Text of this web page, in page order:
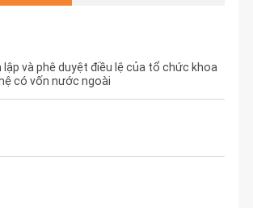
lập và phê duyệt điều lệ của tổ chức khoa
có vốn nước ngoài